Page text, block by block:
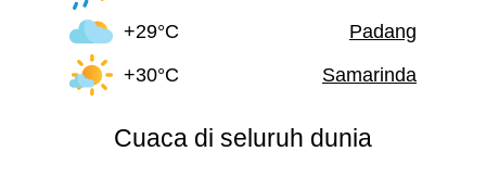
+29°C
Padang
+30°C
Samarinda
Cuaca di seluruh dunia